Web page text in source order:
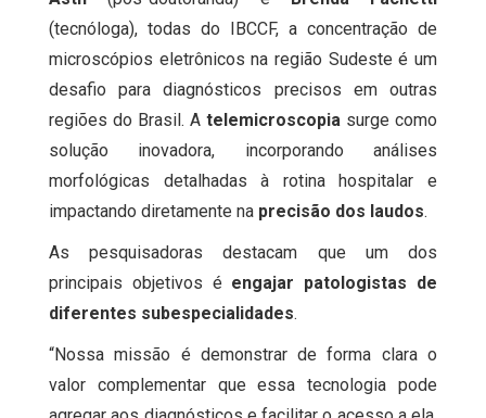
(tecnóloga), todas do IBCCF, a concentração de
microscópios eletrônicos na região Sudeste é um
desafio para diagnósticos precisos em outras
regiões do Brasil. A telemicroscopia surge como
solução inovadora, incorporando análises
morfológicas detalhadas à rotina hospitalar e
impactando diretamente na precisão dos laudos.
As pesquisadoras destacam que um dos
principais objetivos é engajar patologistas de
diferentes subespecialidades.
“Nossa missão é demonstrar de forma clara o
valor complementar que essa tecnologia pode